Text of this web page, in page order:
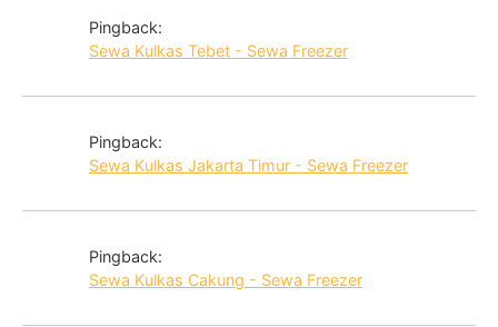
Pingback:
Sewa Kulkas Tebet - Sewa Freezer
Pingback:
Sewa Kulkas Jakarta Timur - Sewa Freezer
Pingback:
Sewa Kulkas Cakung - Sewa Freezer